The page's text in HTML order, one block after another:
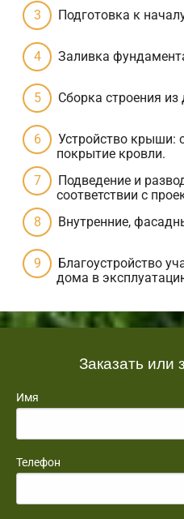
Подготовка к
Заливка
Сборка строения
Устройство крыши:
покрытие кровли.
Подведение и
соответствии с
Внутренние,
Благоустройство
дома в
Заказать или
Имя
Телефон